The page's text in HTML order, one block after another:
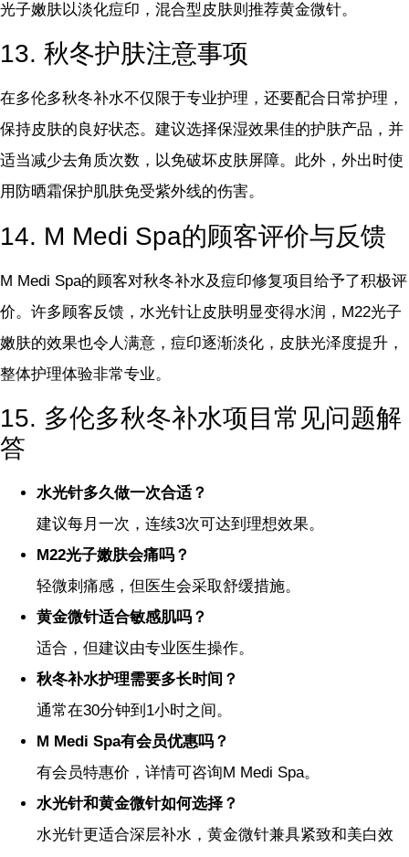
光子嫩肤以淡化痘印，混合型皮肤则推荐黄金微针。
13. 秋冬护肤注意事项
在多伦多秋冬补水不仅限于专业护理，还要配合日常护理，
保持皮肤的良好状态。建议选择保湿效果佳的护肤产品，并
适当减少去角质次数，以免破坏皮肤屏障。此外，外出时使
用防晒霜保护肌肤免受紫外线的伤害。
14. M Medi Spa的顾客评价与反馈
M Medi Spa的顾客对秋冬补水及痘印修复项目给予了积极评
价。许多顾客反馈，水光针让皮肤明显变得水润，M22光子
嫩肤的效果也令人满意，痘印逐渐淡化，皮肤光泽度提升，
整体护理体验非常专业。
15. 多伦多秋冬补水项目常见问题解
答
水光针多久做一次合适？
建议每月一次，连续3次可达到理想效果。
M22光子嫩肤会痛吗？
轻微刺痛感，但医生会采取舒缓措施。
黄金微针适合敏感肌吗？
适合，但建议由专业医生操作。
秋冬补水护理需要多长时间？
通常在30分钟到1小时之间。
M Medi Spa有会员优惠吗？
有会员特惠价，详情可咨询M Medi Spa。
水光针和黄金微针如何选择？
水光针更适合深层补水，黄金微针兼具紧致和美白效